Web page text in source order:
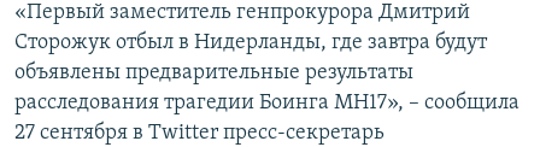
«Первый заместитель генпрокурора Дмитрий
Сторожук отбыл в Нидерланды, где завтра будут
объявлены предварительные результаты
расследования трагедии Боинга МН17», – сообщила
27 сентября в Twitter пресс-секретарь